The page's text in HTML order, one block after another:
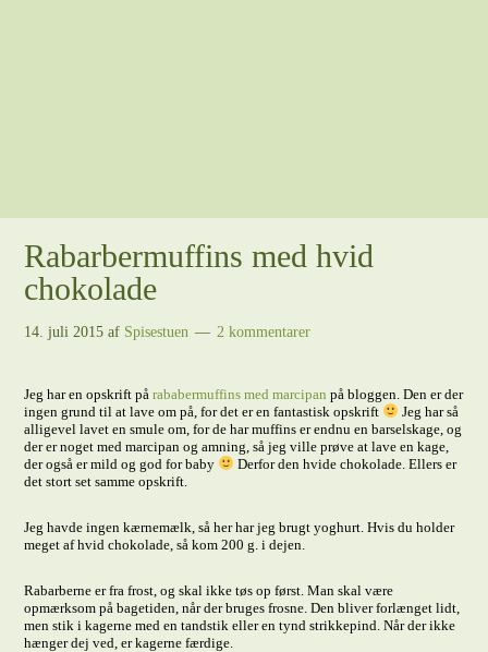
Rabarbermuffins med hvid
chokolade
14. juli 2015 af Spisestuen 2 kommentarer
Jeg har en opskrift pårababermuffins med marcipanpå bloggen. Den er der
ingen grund til at lave om på, for det er en fantastisk opskrift
Jeg har så
alligevel lavet en smule om, for de har muffins er endnu en barselskage, og
der er noget med marcipan og amning, så jeg ville prøve at lave en kage,
der også er mild og god for baby
Derfor den hvide chokolade. Ellers er
det stort set samme opskrift.
Jeg havde ingen kærnemælk, så her har jeg brugt yoghurt. Hvis du holder
meget af hvid chokolade, så kom 200 g. i dejen.
Rabarberne er fra frost, og skal ikke tøs op først. Man skal være
opmærksom på bagetiden, når der bruges frosne. Den bliver forlænget lidt,
men stik i kagerne med en tandstik eller en tynd strikkepind. Når der ikke
hænger dej ved, er kagerne færdige.